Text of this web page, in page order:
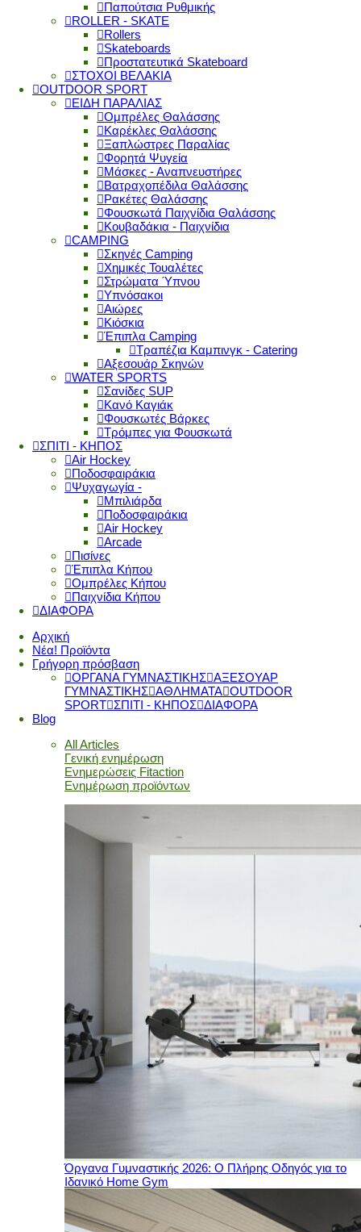
Παπούτσια Ρυθμικής
ROLLER - SKATE
Rollers
Skateboards
Προστατευτικά Skateboard
ΣΤΟΧΟΙ ΒΕΛΑΚΙΑ
OUTDOOR SPORT
ΕΙΔΗ ΠΑΡΑΛΙΑΣ
Ομπρέλες Θαλάσσης
Καρέκλες Θαλάσσης
Ξαπλώστρες Παραλίας
Φορητά Ψυγεία
Μάσκες - Αναπνευστήρες
Βατραχοπέδιλα Θαλάσσης
Ρακέτες Θαλάσσης
Φουσκωτά Παιχνίδια Θαλάσσης
Κουβαδάκια - Παιχνίδια
CAMPING
Σκηνές Camping
Χημικές Τουαλέτες
Στρώματα Ύπνου
Υπνόσακοι
Αιώρες
Κιόσκια
Έπιπλα Camping
Τραπέζια Καμπινγκ - Catering
Αξεσουάρ Σκηνών
WATER SPORTS
Σανίδες SUP
Κανό Καγιάκ
Φουσκωτές Βάρκες
Τρόμπες για Φουσκωτά
ΣΠΙΤΙ - ΚΗΠΟΣ
Air Hockey
Ποδοσφαιράκια
Ψυχαγωγία -
Μπιλιάρδα
Ποδοσφαιράκια
Air Hockey
Arcade
Πισίνες
Έπιπλα Κήπου
Ομπρέλες Κήπου
Παιχνίδια Κήπου
ΔΙΑΦΟΡΑ
Αρχική
Νέα! Προϊόντα
Γρήγορη πρόσβαση
ΟΡΓΑΝΑ ΓΥΜΝΑΣΤΙΚΗΣ ΑΞΕΣΟΥΑΡ
ΓΥΜΝΑΣΤΙΚΗΣ ΑΘΛΗΜΑΤΑ OUTDOOR
SPORT ΣΠΙΤΙ - ΚΗΠΟΣ ΔΙΑΦΟΡΑ
Blog
All Articles
Γενική ενημέρωση
Ενημερώσεις Fitaction
Ενημέρωση προϊόντων
Όργανα Γυμναστικής 2026: Ο Πλήρης Οδηγός για το
Ιδανικό Home Gym